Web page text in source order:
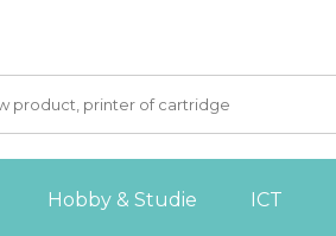
Hobby & Studie ICT